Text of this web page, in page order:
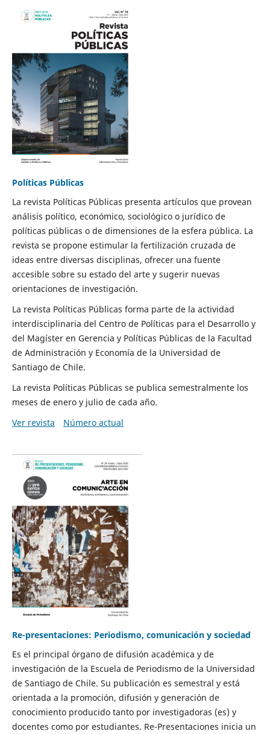
Políticas Públicas
La revista Políticas Públicas presenta artículos que provean
análisis político, económico, sociológico o jurídico de
políticas públicas o de dimensiones de la esfera pública. La
revista se propone estimular la fertilización cruzada de
ideas entre diversas disciplinas, ofrecer una fuente
accesible sobre su estado del arte y sugerir nuevas
orientaciones de investigación.
La revista Políticas Públicas forma parte de la actividad
interdisciplinaria del Centro de Políticas para el Desarrollo y
del Magíster en Gerencia y Políticas Públicas de la Facultad
de Administración y Economía de la Universidad de
Santiago de Chile.
La revista Políticas Públicas se publica semestralmente los
meses de enero y julio de cada año.
Ver revista
Número actual
Re-presentaciones: Periodismo, comunicación y sociedad
Es el principal órgano de difusión académica y de
investigación de la Escuela de Periodismo de la Universidad
de Santiago de Chile. Su publicación es semestral y está
orientada a la promoción, difusión y generación de
conocimiento producido tanto por investigadoras (es) y
docentes como por estudiantes. Re-Presentaciones inicia un